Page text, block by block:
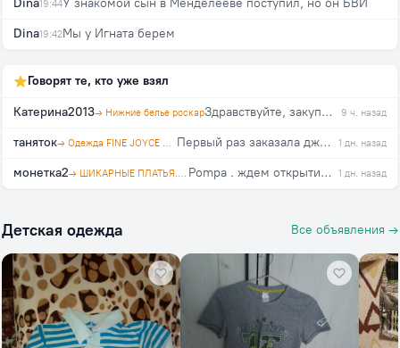
Dina19:44У знакомой сын в Менделееве поступил, но он БВИ
Dina19:42Мы у Игната берем
Говорят те, кто уже взял
Катерина2013→ Нижние белье роскар Здравствуйте, закупка еще будет? 9 ч. назад
таняток → Одежда FINE JOYCE и PRIMM. Агент polosataya karamel Первый раз заказала джинсы в этой закупке, на свой 46, взяла 29. Организатор оперативно отвечает на вопросы. Спасибо!!! 1 дн. назад
монетка2 → ШИКАРНЫЕ ПЛАТЬЯ. Агент Натусёна Pompa . ждем открытия закупки!!! 1 дн. назад
Детская одежда Все объявления →